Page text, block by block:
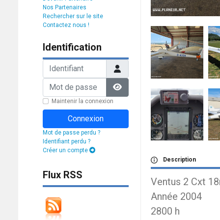
Nos Partenaires
Rechercher sur le site
Contactez nous !
Identification
Identifiant
Mot de passe
Afficher le mot de passe
Maintenir la connexion
Connexion
Mot de passe perdu ?
Identifiant perdu ?
Créer un compte
Flux RSS
Description
Ventus 2 Cxt
Année 2004
2800 h